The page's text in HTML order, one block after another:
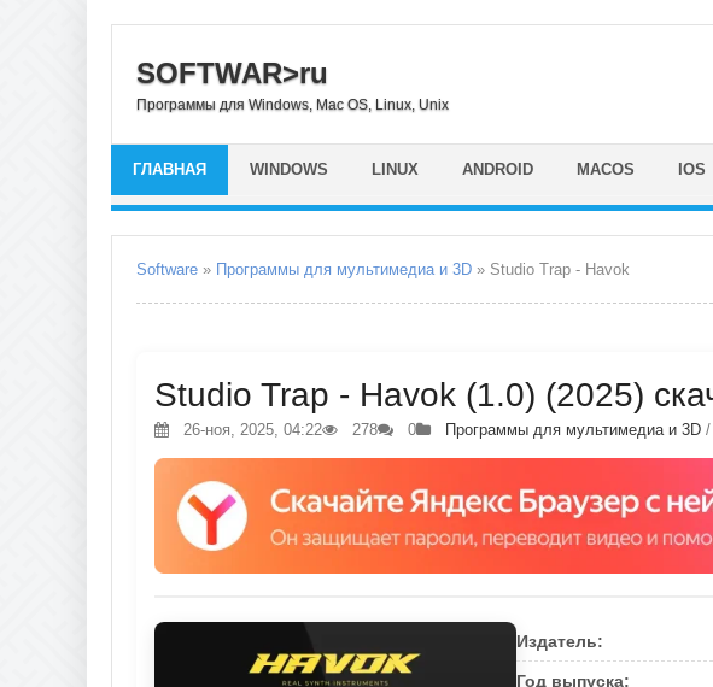
SOFTWAR>ru
Программы для Windows, Mac OS, Linux, Unix
ГЛАВНАЯ WINDOWS LINUX ANDROID MACOS IOS
Software » Программы для мультимедиа и 3D » Studio Trap - Havok
Studio Trap - Havok (1.0) (2025)
26-ноя, 2025, 04:22 278 0 Программы для мультимедиа и 3D /
Издатель:
Год выпуска: